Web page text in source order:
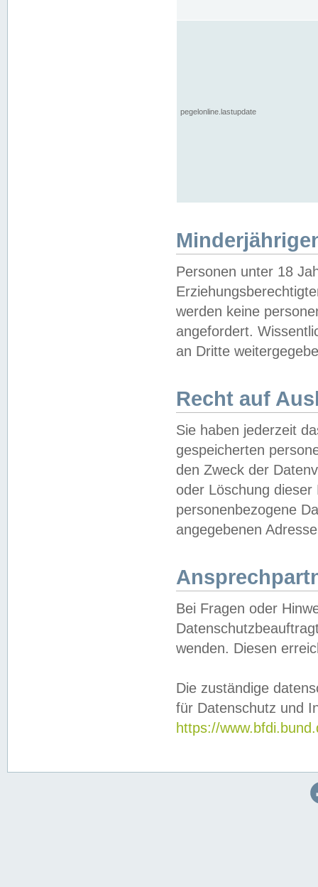
pegelonline.lastupdate
Personen unter 18
werden keine
angefordert.
an Dritte
Recht auf
Sie haben jederzeit
gespeicherten
den Zweck der
oder Löschung
personenbezogene
angegebenen
Bei Fragen oder
wenden. Diesen
Die zuständige
für Datenschutz und
https://